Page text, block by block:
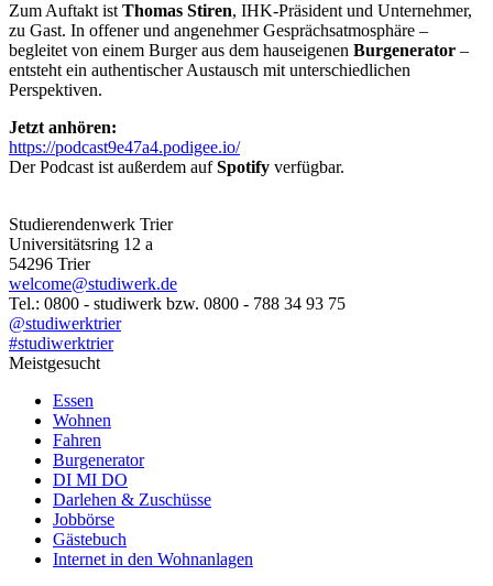
Zum Auftakt istThomas Stiren, IHK-Präsident und Unternehmer,
zu Gast. In offener und angenehmer Gesprächsatmosphäre –
begleitet von einem Burger aus dem hauseigenen Burgenerator –
entsteht ein authentischer Austausch mit unterschiedlichen
Perspektiven.
Jetzt anhören:
https://podcast9e47a4.podigee.io/
Der Podcast ist außerdem aufSpotify verfügbar.
Studierendenwerk Trier
Universitätsring 12 a
54296 Trier
welcome@studiwerk.de
Tel.: 0800 - studiwerk bzw. 0800 - 788 34 93 75
@studiwerktrier
#studiwerktrier
Meistgesucht
Essen
Wohnen
Fahren
Burgenerator
DI MI DO
Darlehen & Zuschüsse
Jobbörse
Gästebuch
Internet in den Wohnanlagen